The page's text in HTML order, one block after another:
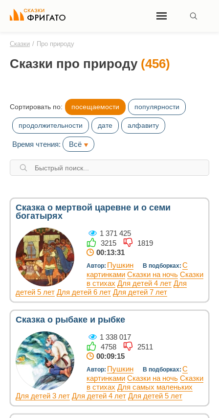
Сказки / Про природу
Сказки про природу (456)
Сортировать по: посещаемости популярности
продолжительности дате алфавиту
Время чтения: Всё
Сказка о мертвой царевне и о семи
богатырях
1 371 425
3215
1819
00:13:31
Автор: Пушкин В подборках: С
картинками Сказки на ночь Сказки
в стихах Для детей 4 лет Для
детей 5 лет Для детей 6 лет Для детей 7 лет
Сказка о рыбаке и рыбке
1 338 017
4758
2511
00:09:15
Автор: Пушкин В подборках: С
картинками Сказки на ночь Сказки
в стихах Для самых маленьких
Для детей 3 лет Для детей 4 лет Для детей 5 лет